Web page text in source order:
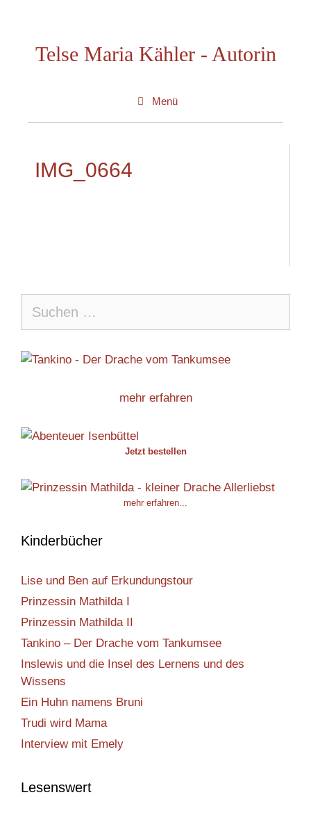
springenTelse Maria Kähler - Autorin
Menü
IMG_0664
nach:
mehr erfahren
Jetzt bestellen
mehr erfahren...
Kinderbücher
Lise und Ben auf Erkundungstour
Prinzessin Mathilda I
Prinzessin Mathilda II
Tankino – Der Drache vom Tankumsee
Inslewis und die Insel des Lernens und des
Wissens
Ein Huhn namens Bruni
Trudi wird Mama
Interview mit Emely
Lesenswert